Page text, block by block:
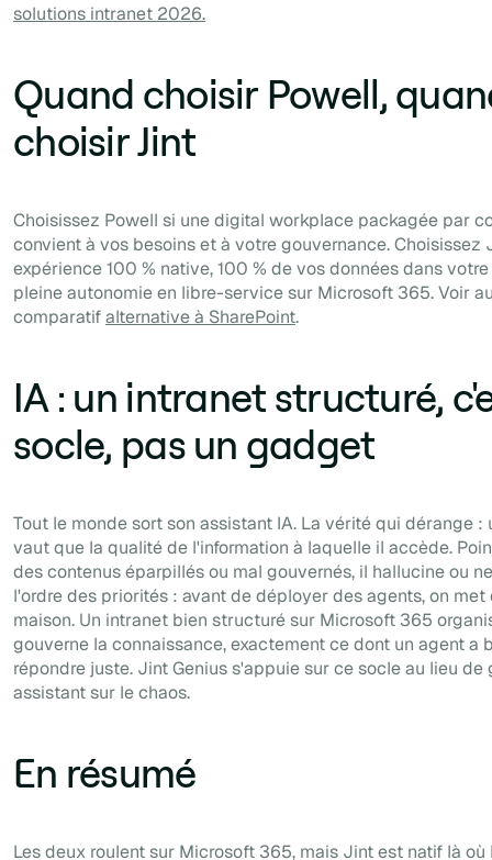
solutions intranet 2026.
Quand choisir Powell,
choisir Jint
Choisissez Powell si une digital workplace packagée par
convient à vos besoins et à votre gouvernance. Choisissez
expérience 100 % native, 100 % de vos données dans
pleine autonomie en libre-service sur Microsoft 365. Voir
comparatifalternative à SharePoint.
IA : un intranet structuré,
socle, pas un gadget
Tout le monde sort son assistant IA. La vérité qui dérange :
vaut que la qualité de l'information à laquelle il accède.
des contenus éparpillés ou mal gouvernés, il hallucine ou
l'ordre des priorités : avant de déployer des agents, on met
maison. Un intranet bien structuré sur Microsoft 365
gouverne la connaissance, exactement ce dont un agent a
répondre juste. Jint Genius s'appuie sur ce socle au lieu de
assistant sur le chaos.
En résumé
Les deux roulent sur Microsoft 365, mais Jint est natif là